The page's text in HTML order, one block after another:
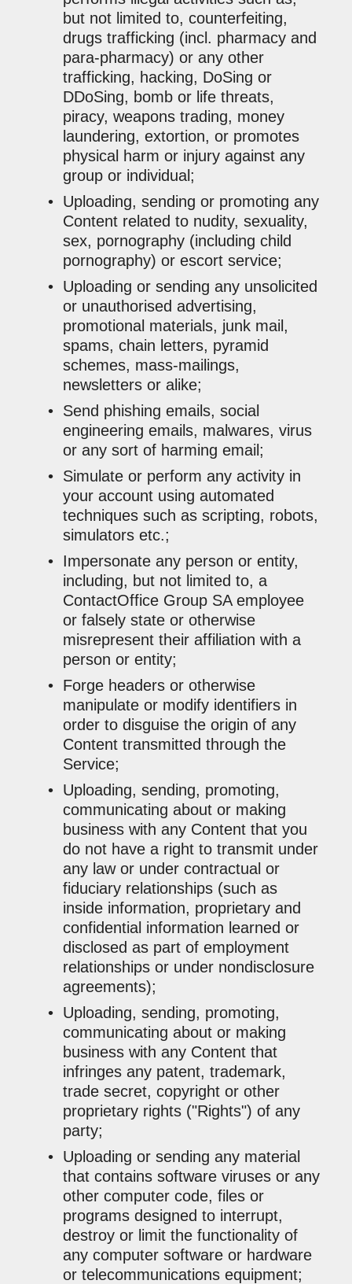
but not limited to, counterfeiting,
drugs trafficking (incl. pharmacy and
para-pharmacy) or any other
trafficking, hacking, DoSing or
DDoSing, bomb or life threats,
piracy, weapons trading, money
laundering, extortion, or promotes
physical harm or injury against any
group or individual;
Uploading, sending or promoting any
Content related to nudity, sexuality,
sex, pornography (including child
pornography) or escort service;
Uploading or sending any unsolicited
or unauthorised advertising,
promotional materials, junk mail,
spams, chain letters, pyramid
schemes, mass-mailings,
newsletters or alike;
Send phishing emails, social
engineering emails, malwares, virus
or any sort of harming email;
Simulate or perform any activity in
your account using automated
techniques such as scripting, robots,
simulators etc.;
Impersonate any person or entity,
including, but not limited to, a
ContactOffice Group SA employee
or falsely state or otherwise
misrepresent their affiliation with a
person or entity;
Forge headers or otherwise
manipulate or modify identifiers in
order to disguise the origin of any
Content transmitted through the
Service;
Uploading, sending, promoting,
communicating about or making
business with any Content that you
do not have a right to transmit under
any law or under contractual or
fiduciary relationships (such as
inside information, proprietary and
confidential information learned or
disclosed as part of employment
relationships or under nondisclosure
agreements);
Uploading, sending, promoting,
communicating about or making
business with any Content that
infringes any patent, trademark,
trade secret, copyright or other
proprietary rights ("Rights") of any
party;
Uploading or sending any material
that contains software viruses or any
other computer code, files or
programs designed to interrupt,
destroy or limit the functionality of
any computer software or hardware
or telecommunications equipment;